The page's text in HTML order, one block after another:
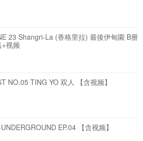
23 Shangri-La (香格里拉) 最後伊甸園 B册
视频
NO.05 TING YO 双人 【含视频】
EP.04 【含视频】